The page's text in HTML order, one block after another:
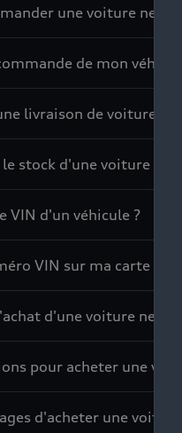
une voiture neuve ?
de mon véhicule
livraison de voiture
stock d'une voiture ?
VIN d'un véhicule ?
VIN sur ma carte
d'une voiture neuve ?
pour acheter une
d'acheter une voiture